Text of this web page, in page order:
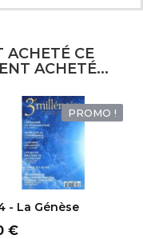
ACHETÉ CE
ACHETÉ...
PROMO !
AJOUTER AU
PANIER
- La Génèse
€